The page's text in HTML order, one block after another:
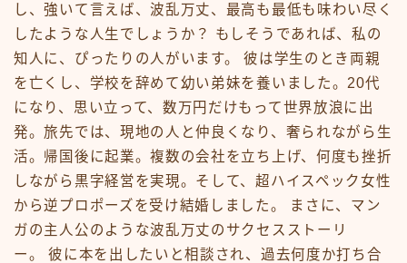
し、強いて言えば、波乱万丈、最高も最低も味わい尽く
したような人生でしょうか？ もしそうであれば、私の
知人に、ぴったりの人がいます。 彼は学生のとき両親
を亡くし、学校を辞めて幼い弟妹を養いました。20代
になり、思い立って、数万円だけもって世界放浪に出
発。旅先では、現地の人と仲良くなり、奢られながら生
活。帰国後に起業。複数の会社を立ち上げ、何度も挫折
しながら黒字経営を実現。そして、超ハイスペック女性
から逆プロポーズを受け結婚しました。 まさに、マン
ガの主人公のような波乱万丈のサクセスストーリ
ー。 彼に本を出したいと相談され、過去何度か打ち合